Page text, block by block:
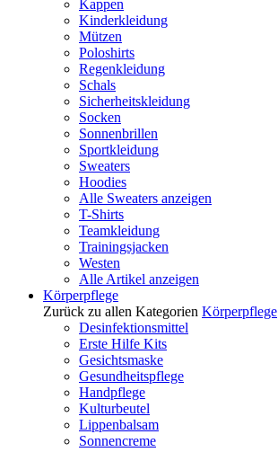
Kappen
Kinderkleidung
Mützen
Poloshirts
Regenkleidung
Schals
Sicherheitskleidung
Socken
Sonnenbrillen
Sportkleidung
Sweaters
Hoodies
Alle Sweaters anzeigen
T-Shirts
Teamkleidung
Trainingsjacken
Westen
Alle Artikel anzeigen
Körperpflege
Zurück zu allen Kategorien Körperpflege
Desinfektionsmittel
Erste Hilfe Kits
Gesichtsmaske
Gesundheitspflege
Handpflege
Kulturbeutel
Lippenbalsam
Sonnencreme